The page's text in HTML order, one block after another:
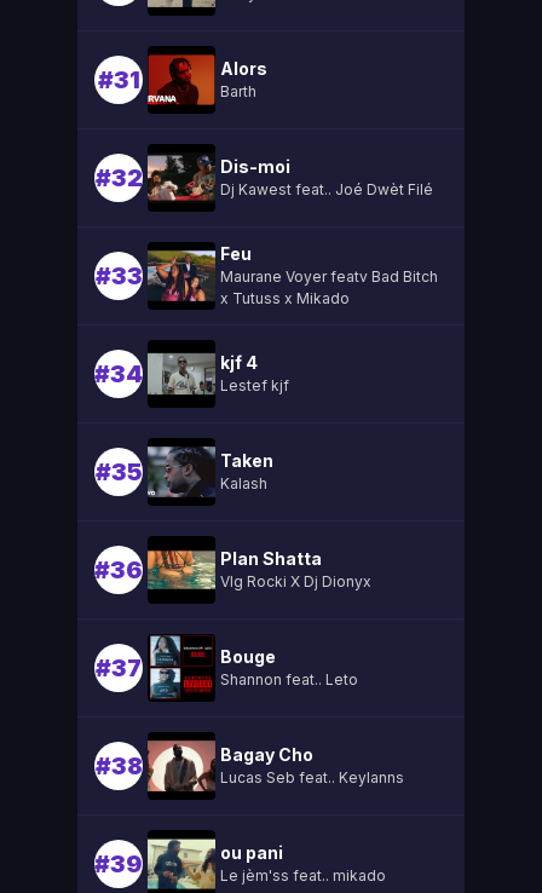
#31 Alors
Barth
#32 Dis-moi
Dj Kawest feat.. Joé Dwèt Filé
#33
Feu
Maurane Voyer featv Bad Bitch
x Tutuss x Mikado
#34 kjf 4
Lestef kjf
#35 Taken
Kalash
#36 Plan Shatta
Vlg Rocki X Dj Dionyx
#37 Bouge
Shannon feat.. Leto
#38 Bagay Cho
Lucas Seb feat.. Keylanns
#39 ou pani
Le jèm'ss feat.. mikado